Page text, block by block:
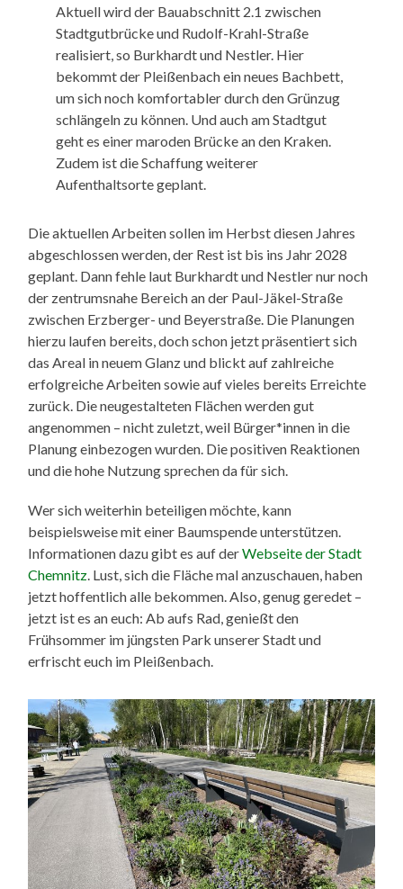
Aktuell wird der Bauabschnitt 2.1 zwischen
Stadtgutbrücke und Rudolf-Krahl-Straße
realisiert, so Burkhardt und Nestler. Hier
bekommt der Pleißenbach ein neues Bachbett,
um sich noch komfortabler durch den Grünzug
schlängeln zu können. Und auch am Stadtgut
geht es einer maroden Brücke an den Kraken.
Zudem ist die Schaffung weiterer
Aufenthaltsorte geplant.
Die aktuellen Arbeiten sollen im Herbst diesen Jahres
abgeschlossen werden, der Rest ist bis ins Jahr 2028
geplant. Dann fehle laut Burkhardt und Nestler nur noch
der zentrumsnahe Bereich an der Paul-Jäkel-Straße
zwischen Erzberger- und Beyerstraße. Die Planungen
hierzu laufen bereits, doch schon jetzt präsentiert sich
das Areal in neuem Glanz und blickt auf zahlreiche
erfolgreiche Arbeiten sowie auf vieles bereits Erreichte
zurück. Die neugestalteten Flächen werden gut
angenommen – nicht zuletzt, weil Bürger*innen in die
Planung einbezogen wurden. Die positiven Reaktionen
und die hohe Nutzung sprechen da für sich.
Wer sich weiterhin beteiligen möchte, kann
beispielsweise mit einer Baumspende unterstützen.
Informationen dazu gibt es auf derWebseite der Stadt
Chemnitz. Lust, sich die Fläche mal anzuschauen, haben
jetzt hoffentlich alle bekommen. Also, genug geredet –
jetzt ist es an euch: Ab aufs Rad, genießt den
Frühsommer im jüngsten Park unserer Stadt und
erfrischt euch im Pleißenbach.